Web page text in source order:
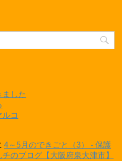
ました
コ
4～5月のできごと（3） - 保護
のブログ【大阪府泉大津市】